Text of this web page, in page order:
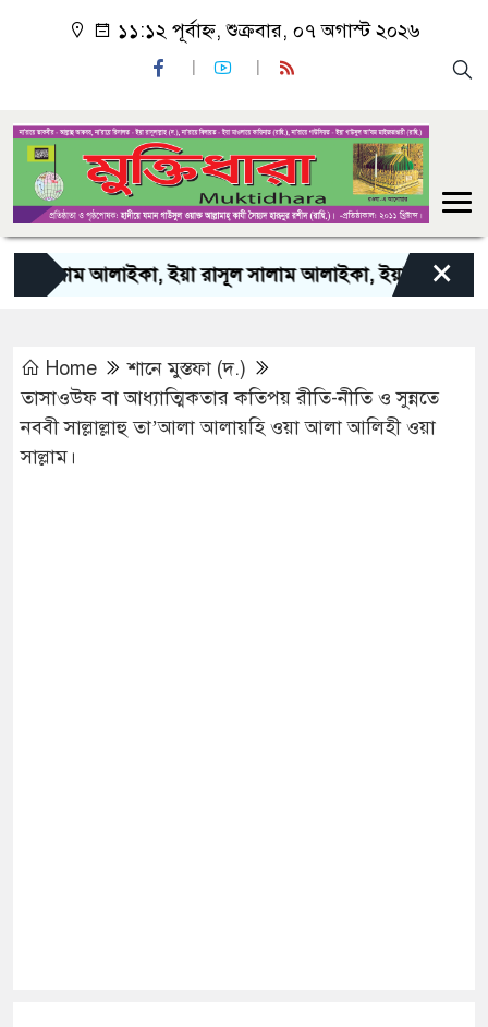
১১:১২ পূর্বাহ্ন, শুক্রবার, ০৭ অগাস্ট ২০২৬
আলাইকা, ইয়া রাসূল সালাম আলাইকা, ইয়া হাবীব সালাম
×
Home
শানে মুস্তফা (দ.)
তাসাওউফ বা আধ্যাত্মিকতার কতিপয় রীতি-নীতি ও সুন্নতে
নববী সাল্লাল্লাহু তা’আলা আলায়হি ওয়া আলা আলিহী ওয়া
সাল্লাম।